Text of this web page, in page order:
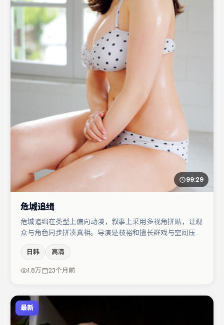
99:29
危城追缉
危城追缉在类型上偏向动漫，叙事上采用多视角拼贴，让观
众与角色同步拼凑真相。导演是枝裕和擅长群戏与空间压迫
事驱动，廖凡、沈腾分别提供反差与喜剧/悬疑调剂（视场
次而定）。节奏紧凑、反转有度，值得列入片单。
日韩 高清
1.8万 23个月前
最新